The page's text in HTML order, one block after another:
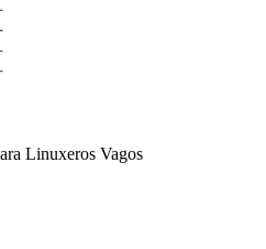
Linuxeros Vagos